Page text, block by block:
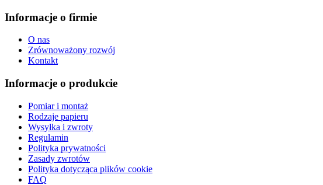
Informacje o firmie
O nas
Zrównoważony rozwój
Kontakt
Informacje o produkcie
Pomiar i montaż
Rodzaje papieru
Wysyłka i zwroty
Regulamin
Polityka prywatności
Zasady zwrotów
Polityka dotycząca plików cookie
FAQ